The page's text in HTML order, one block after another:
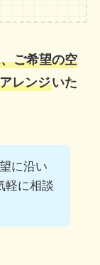
ご希望の空
レンジいた
に沿い
軽に相談